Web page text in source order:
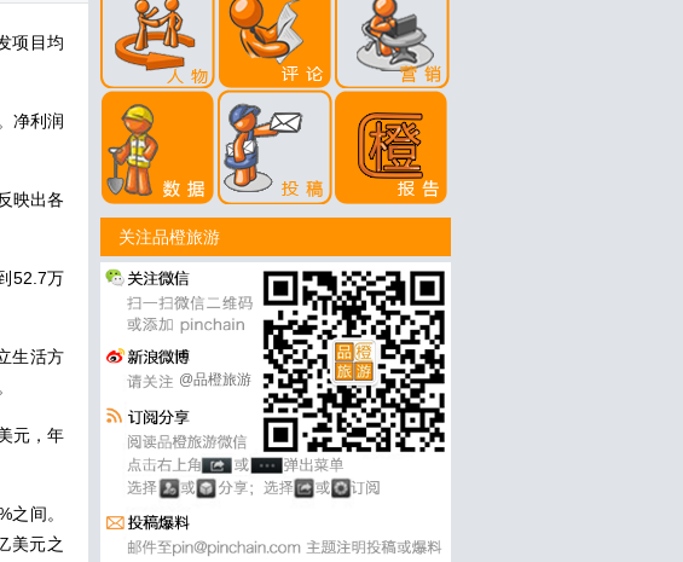
项目均
净利润
映出各
52.7万
生活方
元，年
间。
美元之
关注品橙旅游
@品橙旅游